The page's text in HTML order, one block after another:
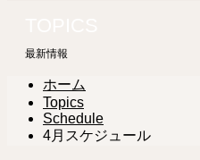
最新情報
ホーム
Topics
Schedule
4月スケジュール